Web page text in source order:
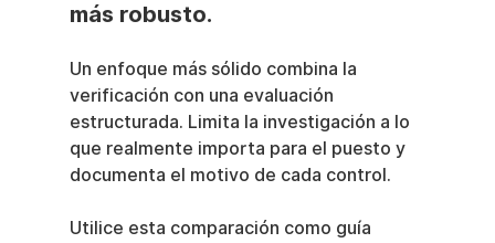
más robusto.
Un enfoque más sólido combina la
verificación con una evaluación
estructurada. Limita la investigación a lo
que realmente importa para el puesto y
documenta el motivo de cada control.
Utilice esta comparación como guía